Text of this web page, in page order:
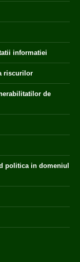
informatiei
riscurilor
de
politica in domeniul